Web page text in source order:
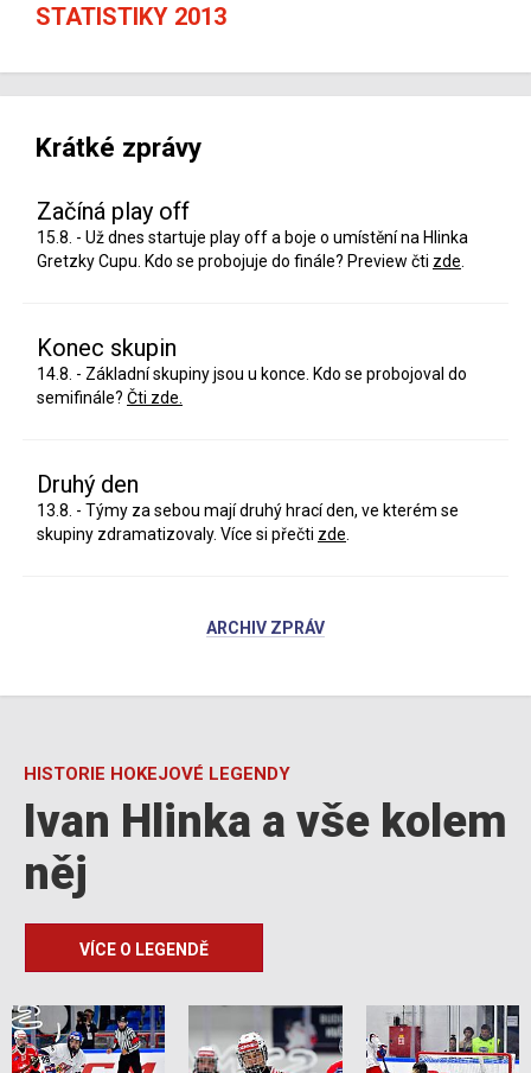
STATISTIKY 2013
Krátké zprávy
Začíná play off
15.8. - Už dnes startuje play off a boje o umístění na Hlinka
Gretzky Cupu. Kdo se probojuje do finále? Preview čti zde
Konec skupin
14.8. - Základní skupiny jsou u konce. Kdo se probojoval do
semifinále? Čti zde.
Druhý den
13.8. - Týmy za sebou mají druhý hrací den, ve kterém se
skupiny zdramatizovaly. Více si přečti zde
ARCHIV ZPRÁV
HISTORIE HOKEJOVÉ LEGENDY
Ivan Hlinka a vše kolem
něj
VÍCE O LEGENDĚ